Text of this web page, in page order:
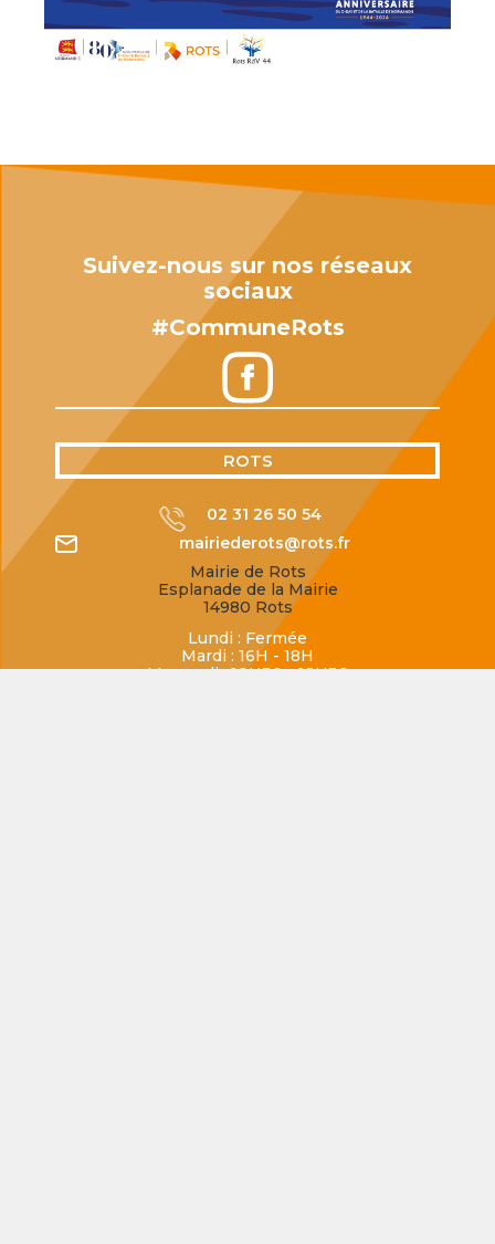
Suivez-nous sur nos réseaux
sociaux
#CommuneRots
ROTS
02 31 26 50 54
mairiederots@rots.fr
Mairie de Rots
Esplanade de la Mairie
14980 Rots
Lundi : Fermée
Mardi : 16H - 18H
Mercredi : 10H30 - 12H30